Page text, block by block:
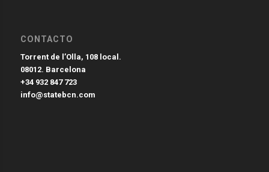
CONTACTO
Torrent de l’Olla, 108 local.
08012. Barcelona
+34 932 847 723
info@statebcn.com